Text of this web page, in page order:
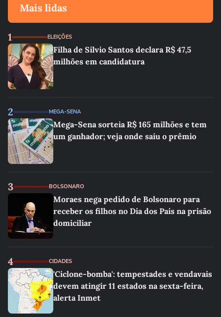
Mais lidas
1 ELEIÇÕES
Filha de Silvio Santos declara R$ 47,5
milhões em candidatura
2 MEGA-SENA
Mega-Sena sorteia R$ 165 milhões e tem
um ganhador; veja onde saiu o prêmio
3 BOLSONARO
Moraes nega pedido de Bolsonaro para
receber os filhos no Dia dos Pais na prisão
domiciliar
4 CIDADES
'Ciclone-bomba': tempestades e vendavais
devem atingir 11 estados na sexta-feira,
alerta Inmet